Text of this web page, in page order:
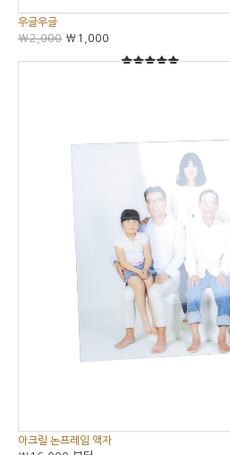
우글우글
₩2,000 ₩1,000
아크릴 논프레임 액자